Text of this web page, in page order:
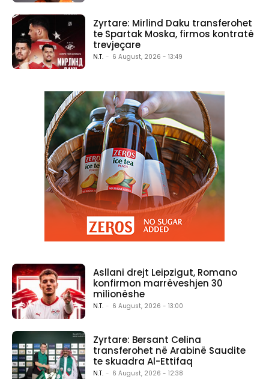
Zyrtare: Mirlind Daku transferohet
te Spartak Moska, firmos kontratë
trevjeçare
N.T. - 6 August, 2026 - 13:49
Asllani drejt Leipzigut, Romano
konfirmon marrëveshjen 30
milionëshe
N.T. - 6 August, 2026 - 13:00
Zyrtare: Bersant Celina
transferohet në Arabinë Saudite
te skuadra Al-Ettifaq
N.T. - 6 August, 2026 - 12:38